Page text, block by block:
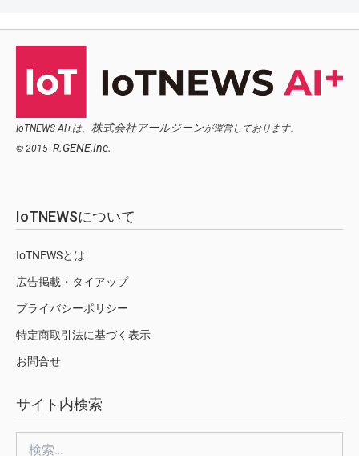
IoTNEWS AI+は、 株式会社アールジーンが運営しております。
© 2015- R.GENE,Inc.
IoTNEWSについて
IoTNEWSとは
広告掲載・タイアップ
プライバシーポリシー
特定商取引法に基づく表示
お問合せ
サイト内検索